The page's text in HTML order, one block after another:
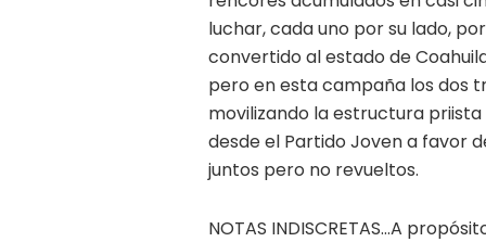
luchar, cada uno por su lado,
convertido al estado de
pero en esta campaña los dos
movilizando la estructura
desde el Partido Joven a favor
juntos pero no revueltos.
NOTAS INDISCRETAS…A